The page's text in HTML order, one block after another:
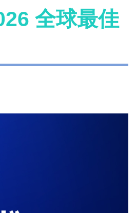
全球最佳